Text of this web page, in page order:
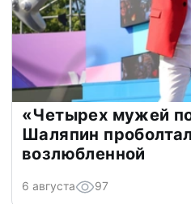
«Четырех мужей
Шаляпин
возлюбленной
6 августа 97